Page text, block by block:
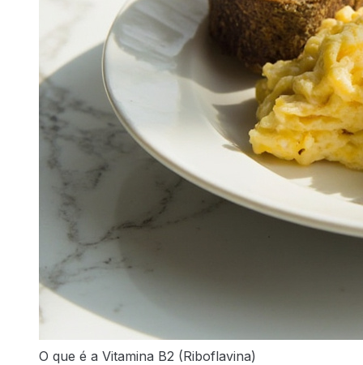
O que é a Vitamina B2 (Riboflavina)